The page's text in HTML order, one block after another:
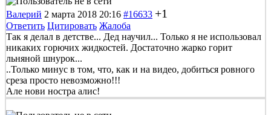
Валерий 2 марта 2018 20:16 #16633 +1
Ответить Цитировать Жалоба
Так я делал в детстве... Дед научил... Только я не использовал
никаких горючих жидкостей. Достаточно жарко горит
льняной шнурок...
..Только минус в том, что, как и на видео, добиться ровного
среза просто невозможно!!!
Але нови ностра алис!